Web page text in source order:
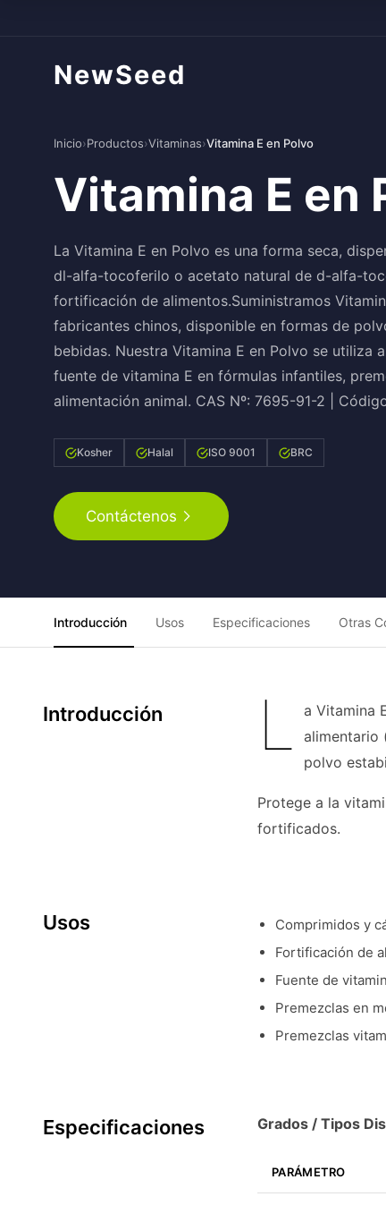
NewSeed
Inicio›Productos›Vitaminas›Vitamina E en Polvo
Vitamina E en
La Vitamina E en Polvo es una forma seca,
dl-alfa-tocoferilo o acetato natural de d-alfa-
fortificación de alimentos.Suministramos
fabricantes chinos, disponible en formas de
bebidas. Nuestra Vitamina E en Polvo se
fuente de vitamina E en fórmulas infantiles,
alimentación animal. CAS Nº: 7695-91-2 |
Kosher Halal ISO 9001 BRC
Contáctenos
Introducción Usos Especificaciones Otras
Introducción L
a Vitamina
alimentario
polvo
Protege a la
fortificados.
Usos
Comprimidos y
Fortificación de
Fuente de
Premezclas en
Premezclas
Especificaciones Grados / Tipos
PARÁMETRO